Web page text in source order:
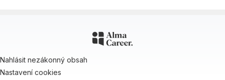
Nahlásit nezákonný obsah
Nastavení cookies